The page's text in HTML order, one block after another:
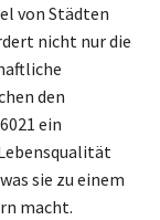
von Städten
nicht nur die
den
ein
sie zu einem
macht.